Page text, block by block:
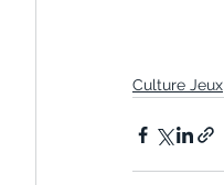
Culture Jeux